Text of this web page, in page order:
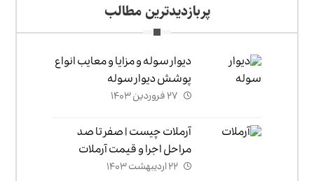
پربازدیدترین مطالب
دیوار سوله و مزایا و معایب انواع
پوشش دیوار سوله
۲۷ فروردین ۱۴۰۳
آرملات چیست | صفر تا صد
مراحل اجرا و قیمت آرملات
۲۲ اردیبهشت ۱۴۰۳